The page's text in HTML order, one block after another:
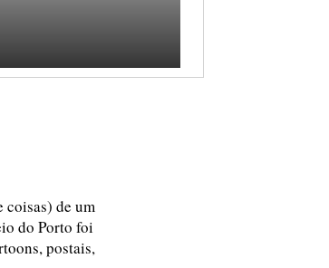
coisas) de um
do Porto foi
postais,